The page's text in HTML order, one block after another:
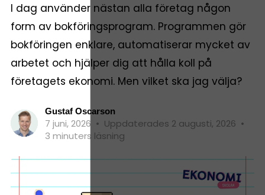
I dag använder nästan alla företag någon
form av bokföringsprogram. Programmen gör
bokföringen enklare, automatiserar mycket av
arbetet och hjälper dig att hålla koll på
företagets ekonomi. Men vilket ska jag välja?
Gustaf Oscarson
7 juni, 2026 • Uppdaterades 2 augusti, 2026 •
3 minuters läsning